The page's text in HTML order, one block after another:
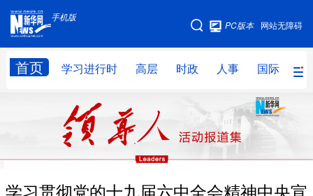
手机版
网站无障碍
PC版本
首页 学习进行时 高层 时政 人事 国际 财
手机版
网站地图
高层 人事
财经 网评
台湾 思客智库 全球连线 教育
学习贯彻党的十九届六中全会精神中央宣